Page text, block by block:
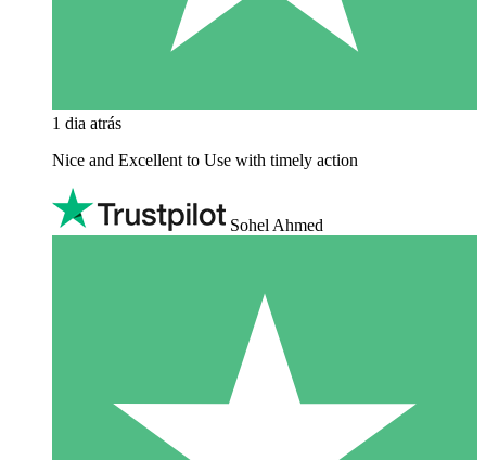
1 dia atrás
Nice and Excellent to Use with timely action
Sohel Ahmed